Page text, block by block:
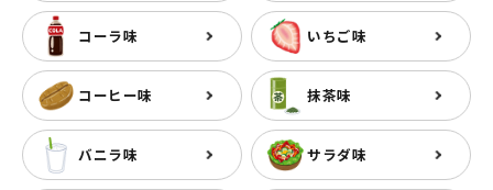
コーラ味 いちご味
コーヒー味 抹茶味
バニラ味 サラダ味